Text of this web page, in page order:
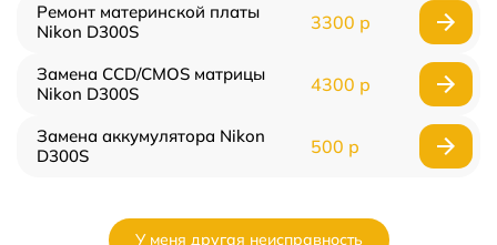
Ремонт материнской платы
Nikon D300S
3300 р
Замена CCD/CMOS матрицы
Nikon D300S
4300 р
Замена аккумулятора Nikon
D300S
500 р
У меня другая неисправность